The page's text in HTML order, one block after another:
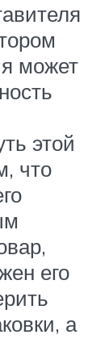
может
этой
что
его
а